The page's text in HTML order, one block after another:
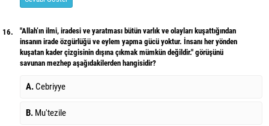
16.
"Allah’ın ilmi, iradesi ve yaratması bütün varlık ve olayları kuşattığından
insanın irade özgürlüğü ve eylem yapma gücü yoktur. İnsanı her yönden
kuşatan kader çizgisinin dışına çıkmak mümkün değildir." görüşünü
savunan mezhep aşağıdakilerden hangisidir?
A.Cebriyye
B. Mu'tezile